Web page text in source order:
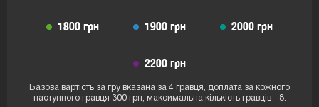
1800 грн 1900 грн 2000 грн
2200 грн
Базова вартість за гру вказана за 4 гравця, доплата за кожного
наступного гравця 300 грн, максимальна кількість гравців - 8.